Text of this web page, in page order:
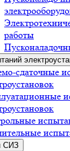
работы
сдаточные
СИЗ